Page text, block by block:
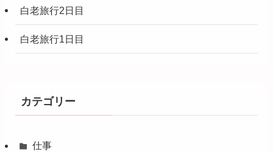
白老旅行2日目
白老旅行1日目
カテゴリー
仕事